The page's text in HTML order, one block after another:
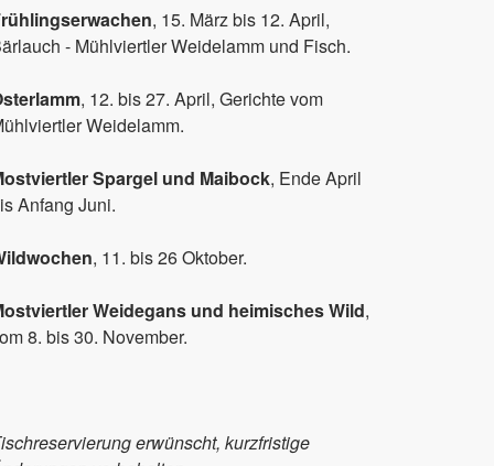
, 15. März bis 12. April,
- Mühlviertler Weidelamm und Fisch.
, 12. bis 27. April, Gerichte vom
Weidelamm.
Spargel und Maibock, Ende April
Anfang Juni.
, 11. bis 26 Oktober.
Weidegans und heimisches Wild,
8. bis 30. November.
erwünscht, kurzfristige